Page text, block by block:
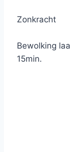
Zonkracht
Bewolking
15min.